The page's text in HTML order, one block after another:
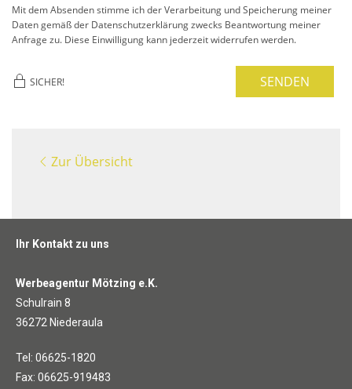
Mit dem Absenden stimme ich der Verarbeitung und Speicherung meiner
Daten gemäß der Datenschutzerklärung zwecks Beantwortung meiner
Anfrage zu. Diese Einwilligung kann jederzeit widerrufen werden.
SICHER! SENDEN
Zur Übersicht
Ihr Kontakt zu uns
Werbeagentur Mötzing e.K.
Schulrain 8
36272 Niederaula
Tel: 06625-1820
Fax: 06625-919483